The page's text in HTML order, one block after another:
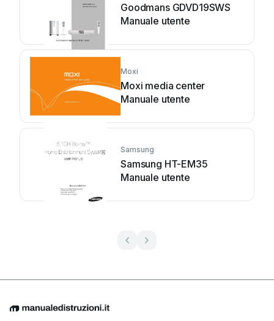
Goodmans GDVD19SWS
Manuale utente
Moxi
Moxi media center
Manuale utente
Samsung
Samsung HT-EM35
Manuale utente